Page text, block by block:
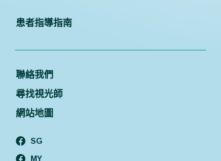
患者指導指南
聯絡我們
尋找視光師
網站地圖
SG
MY